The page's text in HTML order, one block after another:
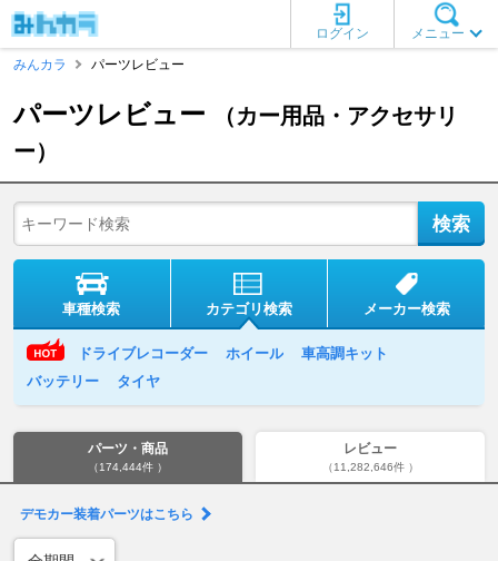
メニュー
ログイン
みんカラ
パーツレビュー
パーツレビュー
（カー用品・アクセサリ
ー）
車種検索 カテゴリ検索 メーカー検索
ドライブレコーダー ホイール
車高調キット
バッテリー
タイヤ
パーツ・商品
（174,444件 ）
レビュー
（11,282,646件 ）
デモカー装着パーツはこちら